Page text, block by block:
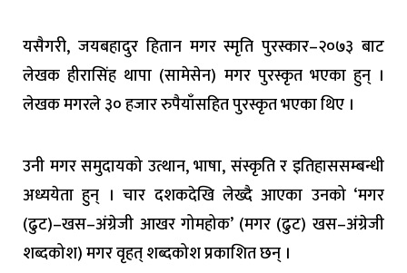
यसैगरी, जयबहादुर हितान मगर स्मृति पुरस्कार–२०७३ बाट
लेखक हीरासिंह थापा (सामेसेन) मगर पुरस्कृत भएका हुन् ।
लेखक मगरले ३० हजार रुपैयाँसहित पुरस्कृत भएका थिए ।
उनी मगर समुदायको उत्थान, भाषा, संस्कृति र इतिहाससम्बन्धी
अध्ययेता हुन् । चार दशकदेखि लेख्दै आएका उनको ‘मगर
(ढुट)–खस–अंग्रेजी आखर गोमहोक’ (मगर (ढुट) खस–अंग्रेजी
शब्दकोश) मगर वृहत् शब्दकोश प्रकाशित छन् ।